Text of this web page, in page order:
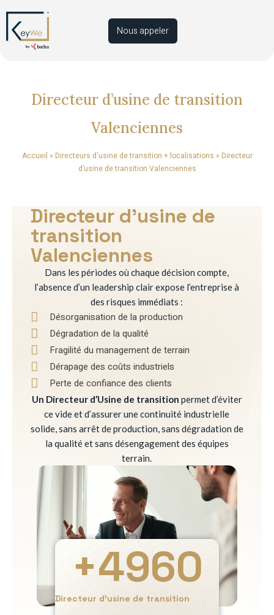
Nous appeler
Directeur d’usine de transition
Valenciennes
Accueil » Directeurs d'usine de transition + localisations » Directeur
d’usine de transition Valenciennes
Directeur d’usine de
transition
Valenciennes
Dans les périodes où chaque décision compte,
l’absence d’un leadership clair expose l’entreprise à
des risques immédiats :
Désorganisation de la production
Dégradation de la qualité
Fragilité du management de terrain
Dérapage des coûts industriels
Perte de confiance des clients
Un Directeur d’Usine de transition permet d’éviter
ce vide et d’assurer une continuité industrielle
solide, sans arrêt de production, sans dégradation de
la qualité et sans désengagement des équipes
terrain.
Directeur d’usine de transition
+4960